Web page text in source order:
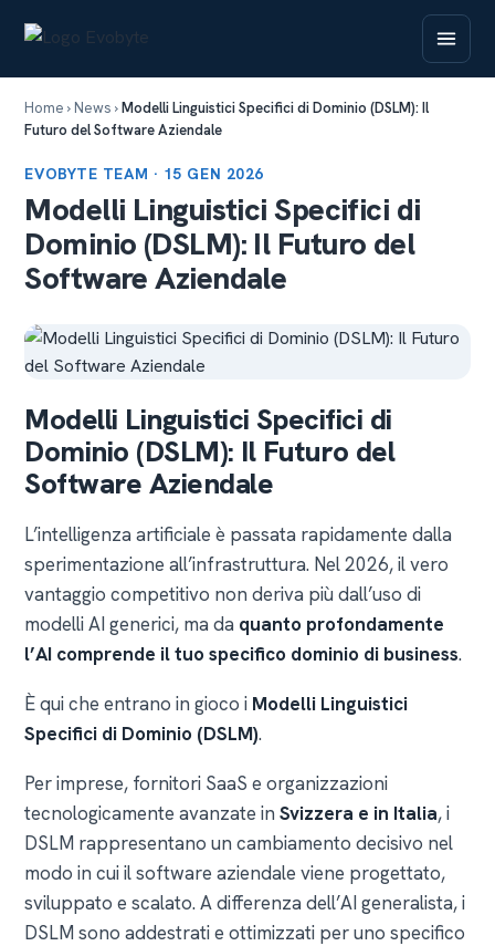
Home › News ›Modelli Linguistici Specifici di Dominio (DSLM): Il
Futuro del Software Aziendale
EVOBYTE TEAM · 15 GEN 2026
Modelli Linguistici Specifici di
Dominio (DSLM): Il Futuro del
Software Aziendale
Modelli Linguistici Specifici di
Dominio (DSLM): Il Futuro del
Software Aziendale
L’intelligenza artificiale è passata rapidamente dalla
sperimentazione all’infrastruttura. Nel 2026, il vero
vantaggio competitivo non deriva più dall’uso di
modelli AI generici, ma da quanto profondamente
l’AI comprende il tuo specifico dominio di business.
È qui che entrano in gioco i Modelli Linguistici
Specifici di Dominio (DSLM).
Per imprese, fornitori SaaS e organizzazioni
tecnologicamente avanzate inSvizzera e in Italia, i
DSLM rappresentano un cambiamento decisivo nel
modo in cui il software aziendale viene progettato,
sviluppato e scalato. A differenza dell’AI generalista, i
DSLM sono addestrati e ottimizzati per uno specifico